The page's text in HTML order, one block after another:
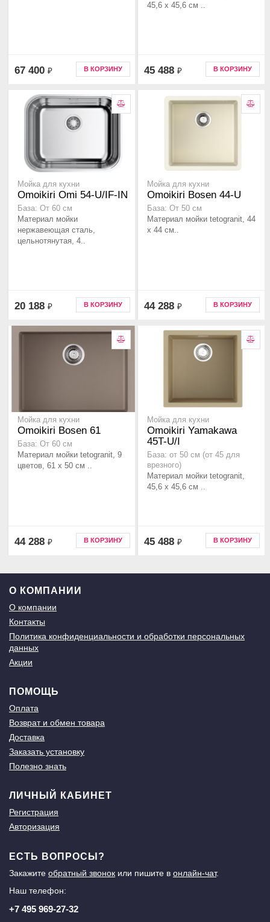
67 400 ₽ В КОРЗИНУ
45,6 x 45,6 см ..
45 488 ₽ В КОРЗИНУ
Мойка для кухни
Omoikiri Omi 54-U/IF-IN
База: От 60 см
Материал мойки
нержавеющая сталь,
цельнотянутая, 4..
20 188 ₽ В КОРЗИНУ
Мойка для кухни
Omoikiri Bosen 44-U
База: От 50 см
Материал мойки tetogranit, 44
x 44 см..
44 288 ₽ В КОРЗИНУ
Мойка для кухни
Omoikiri Bosen 61
База: От 60 см
Материал мойки tetogranit, 9
цветов, 61 x 50 см ..
44 288 ₽ В КОРЗИНУ
Мойка для кухни
Omoikiri Yamakawa
45T-U/I
База: от 50 см (от 45 для
врезного)
Материал мойки tetogranit,
45,6 x 45,6 см ..
45 488 ₽ В КОРЗИНУ
О КОМПАНИИ
О компании
Контакты
Политика конфиденциальности и обработки персональных
данных
Акции
ПОМОЩЬ
Оплата
Возврат и обмен товара
Доставка
Заказать установку
Полезно знать
ЛИЧНЫЙ КАБИНЕТ
Регистрация
Авторизация
ЕСТЬ ВОПРОСЫ?
Закажите обратный звонок или пишите в онлайн-чат.
Наш телефон:
+7 495 969-27-32